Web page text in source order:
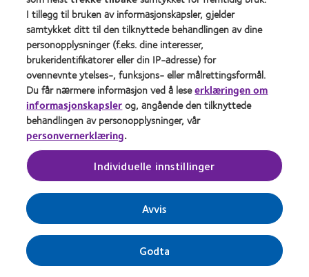
Flere tips om stell av linser
Håndter kontaktlinsene varsomt.De er myke og kan
gå i stykker, så vær forsiktig med negler og smykker.
Kast linsen hvis den får en revne.
Bruk alltid ny linsevæske til rengjøring og
oppbevaring av linsene.Dette minimerer risikoen for
at bakterier og andre urenheter skal komme i kontakt
med linsene. Bruk aldri vann fra springen eller flaske,
brukt linsevæske eller spytt. Ikke fyll linseetuiet helt
opp med linsevæske.
I tillegg til bruken av informasjonskapsler, gjelder
samtykket ditt til den tilknyttede behandlingen av dine
personopplysninger (f.eks. dine interesser,
brukeridentifikatorer eller din IP-adresse) for
ovennevnte ytelses-, funksjons- eller målrettingsformål.
Du får nærmere informasjon ved å leseerklæringen om
informasjonskapslerog, angående den tilknyttede
behandlingen av personopplysninger, vår
personvernerklæring.
Individuelle innstillinger
Avvis
Godta